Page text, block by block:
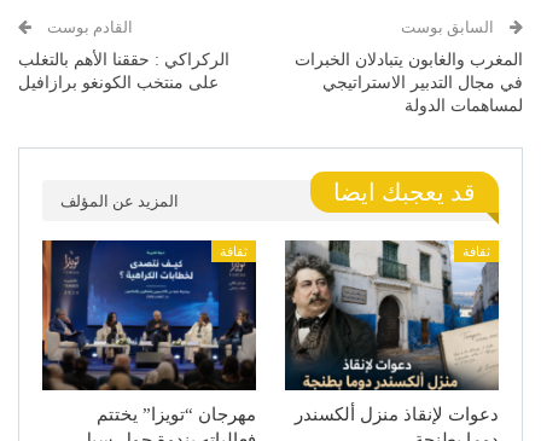
السابق بوست
المغرب والغابون يتبادلان الخبرات
في مجال التدبير الاستراتيجي
لمساهمات الدولة
القادم بوست
الركراكي : حققنا الأهم بالتغلب
على منتخب الكونغو برازافيل
قد يعجبك ايضا المزيد عن المؤلف
ثقافة
دعوات لإنقاذ منزل ألكسندر
ثقافة
مهرجان “تويزا” يختتم